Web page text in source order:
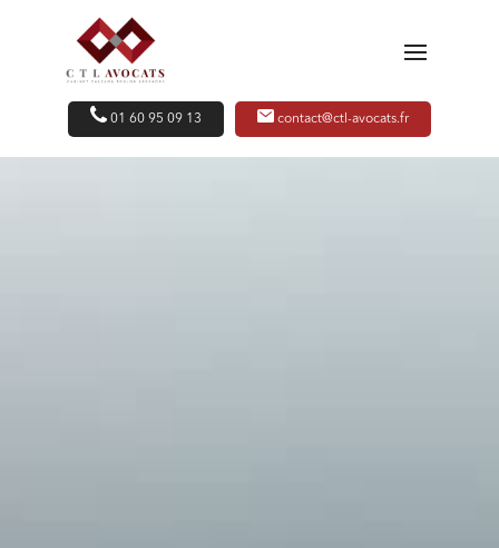
01 60 95 09 13 contact@ctl-avocats.fr